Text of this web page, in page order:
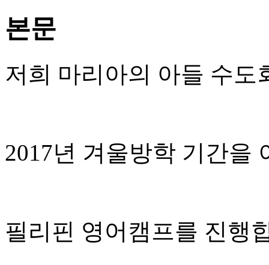
본문
저희 마리아의 아들 수도
2017년 겨울방학 기간을
필리핀 영어캠프를 진행